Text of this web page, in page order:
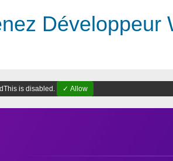
Développeur
is disabled. ✓ Allow